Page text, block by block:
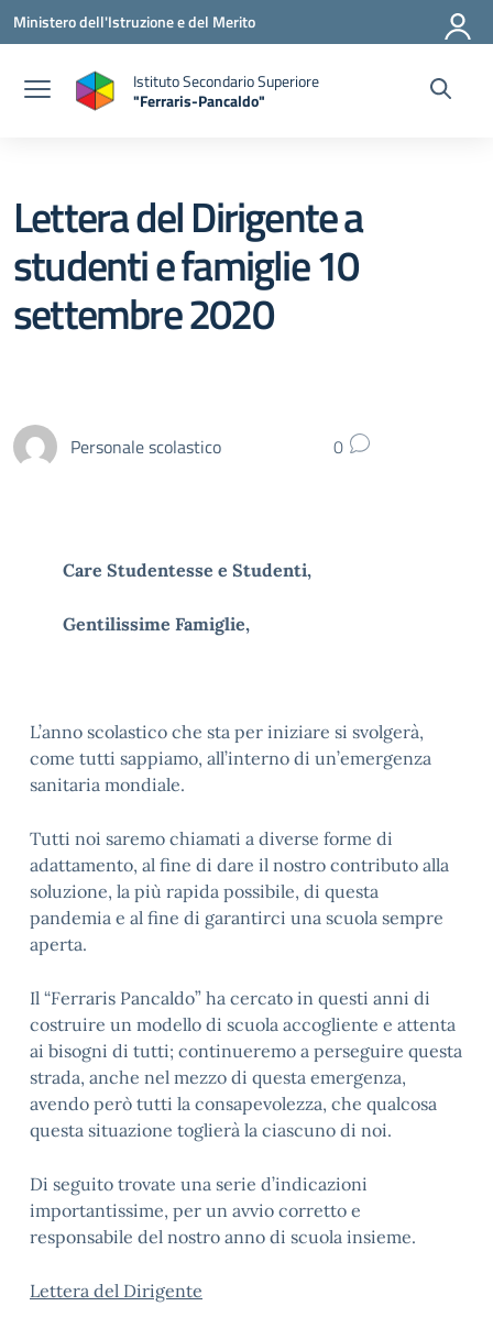
Vai ai contenuti
Vai al menu di navigazione
Vai al footer
Ministero dell'Istruzione e del Merito
Istituto Secondario Superiore
"Ferraris-Pancaldo"
Lettera del Dirigente a
studenti e famiglie 10
settembre 2020
Personale scolastico 0
Care Studentesse e Studenti,
Gentilissime Famiglie,
L’anno scolastico che sta per iniziare si svolgerà,
come tutti sappiamo, all’interno di un’emergenza
sanitaria mondiale.
Tutti noi saremo chiamati a diverse forme di
adattamento, al fine di dare il nostro contributo alla
soluzione, la più rapida possibile, di questa
pandemia e al fine di garantirci una scuola sempre
aperta.
Il “Ferraris Pancaldo” ha cercato in questi anni di
costruire un modello di scuola accogliente e attenta
ai bisogni di tutti; continueremo a perseguire questa
strada, anche nel mezzo di questa emergenza,
avendo però tutti la consapevolezza, che qualcosa
questa situazione toglierà la ciascuno di noi.
Di seguito trovate una serie d’indicazioni
importantissime, per un avvio corretto e
responsabile del nostro anno di scuola insieme.
Lettera del Dirigente